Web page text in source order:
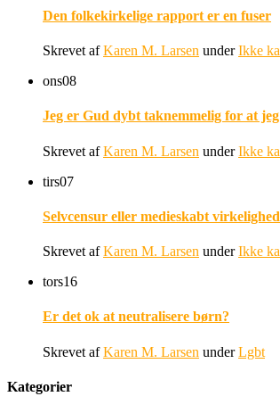
Den folkekirkelige rapport er en fuser
Skrevet afKaren M. Larsen underIkke
ons08
Jeg er Gud dybt taknemmelig for at
Skrevet afKaren M. Larsen underIkke
tirs07
Selvcensur eller medieskabt
Skrevet afKaren M. Larsen underIkke
tors16
Er det ok at neutralisere børn?
Skrevet afKaren M. Larsen underLgbt
Kategorier